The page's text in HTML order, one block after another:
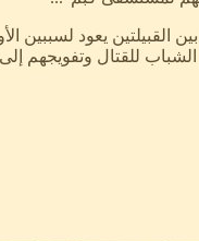
يعود لسببين
للقتال وتفويجهم